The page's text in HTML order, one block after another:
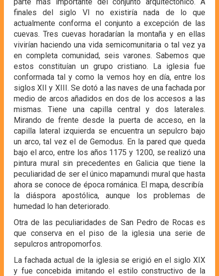
finales del siglo VI no existiría nada de lo que
actualmente conforma el conjunto a excepción de las
cuevas. Tres cuevas horadarían la montaña y en ellas
vivirían haciendo una vida semicomunitaria o tal vez ya
en completa comunidad, seis varones. Sabemos que
estos constituían un grupo cristiano. La iglesia fue
conformada tal y como la vemos hoy en día, entre los
siglos XII y XIII. Se dotó a las naves de una fachada por
medio de arcos añadidos en dos de los accesos a las
mismas. Tiene una capilla central y dos laterales.
Mirando de frente desde la puerta de acceso, en la
capilla lateral izquierda se encuentra un sepulcro bajo
un arco, tal vez el de Gemodus. En la pared que queda
bajo el arco, entre los años 1175 y 1200, se realizó una
pintura mural sin precedentes en Galicia que tiene la
peculiaridad de ser el único mapamundi mural que hasta
ahora se conoce de época románica. El mapa, describía
la diáspora apostólica, aunque los problemas de
humedad lo han deteriorado.
Otra de las peculiaridades de San Pedro de Rocas es
que conserva en el piso de la iglesia una serie de
sepulcros antropomorfos.
La fachada actual de la iglesia se erigió en el siglo XIX
y fue concebida imitando el estilo constructivo de la